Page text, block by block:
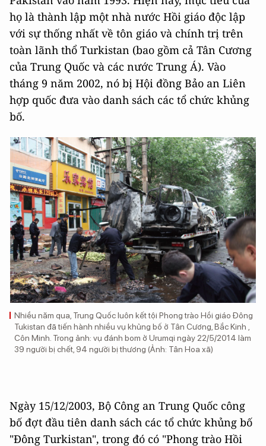
họ là thành lập một nhà nước Hồi giáo độc lập
với sự thống nhất về tôn giáo và chính trị trên
toàn lãnh thổ Turkistan (bao gồm cả Tân Cương
của Trung Quốc và các nước Trung Á). Vào
tháng 9 năm 2002, nó bị Hội đồng Bảo an Liên
hợp quốc đưa vào danh sách các tổ chức khủng
bố.
Nhiều năm qua, Trung Quốc luôn kết tội Phong trào Hồi giáo Đông
Tukistan đã tiến hành nhiều vụ khủng bố ở Tân Cương, Bắc Kinh ,
Côn Minh. Trong ảnh: vụ đánh bom ở Urumqi ngày 22/5/2014 làm
39 người bị chết, 94 người bị thương (Ảnh: Tân Hoa xã)
Ngày 15/12/2003, Bộ Công an Trung Quốc công
bố đợt đầu tiên danh sách các tổ chức khủng bố
"Đông Turkistan", trong đó có "Phong trào Hồi